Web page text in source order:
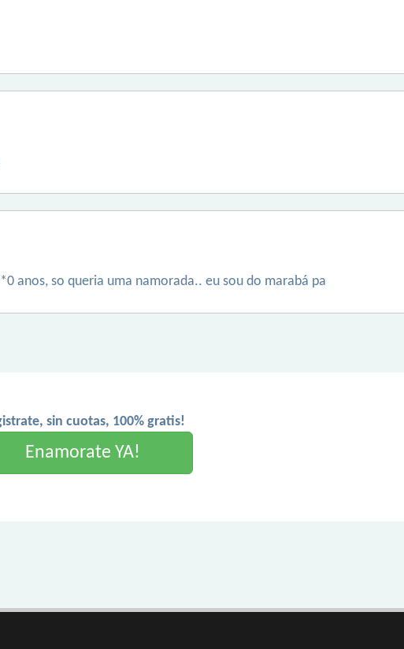
anos, so queria uma namorada.. eu sou do marabá pa
sin cuotas, 100% gratis!
Enamorate YA!